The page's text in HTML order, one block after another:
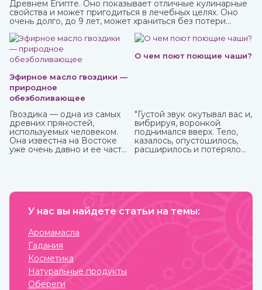
Древнем Египте. Оно показывает отличные кулинарные
свойства и может пригодиться в лечебных целях. Оно
очень долго, до 9 лет, может храниться без потери
Эфирное масло гвоздики —
природное
обезболивающее
Гвоздика — одна из самых
древних пряностей,
используемых человеком.
Она известна на Востоке
уже очень давно и ее часто
О чем поют поющие чаши?
"Густой звук окутывал вас и,
вибрируя, воронкой
поднимался вверх. Тело,
казалось, опустошилось,
расширилось и потеряло
Это вы можете
тибетской поющей чашей.
У нас вы найдете статьи на темы:
Аромамасла
Гадания
Косметика
Натуральные продукты
Обереги